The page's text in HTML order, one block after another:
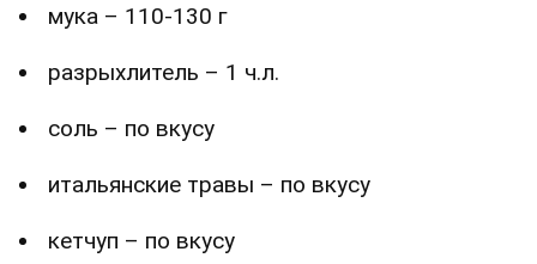
мука – 110-130 г
разрыхлитель – 1 ч.л.
соль – по вкусу
итальянские травы – по вкусу
кетчуп – по вкусу